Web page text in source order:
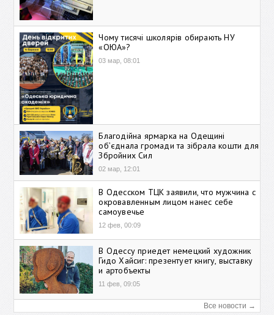
Чому тисячі школярів обирають НУ
«ОЮА»?
03 мар, 08:01
Благодійна ярмарка на Одещині
об’єднала громади та зібрала кошти для
Збройних Сил
02 мар, 12:01
В Одесском ТЦК заявили, что мужчина с
окровавленным лицом нанес себе
самоувечье
12 фев, 00:09
В Одессу приедет немецкий художник
Гидо Хайсиг: презентует книгу, выставку
и артобъекты
11 фев, 09:05
Все новости →